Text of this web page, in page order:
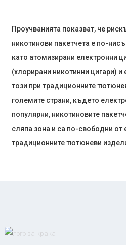
Проучванията показват, че
никотинови пакетчета е по-
като атомизирани електронни
(хлорирани никотинни цигари)
този при традиционните
големите страни, където
популярни, никотиновите
сляпа зона и са по-свободни от
традиционните тютюневи